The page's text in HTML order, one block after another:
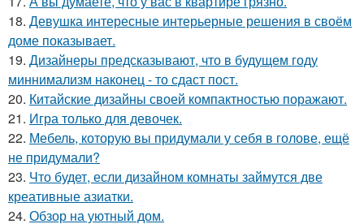
18. Девушка интересные интерьерные решения в своём
доме показывает.
19. Дизайнеры предсказывают, что в будущем году
миннимализм наконец - то сдаст пост.
20. Китайские дизайны своей компактностью поражают.
21. Игра только для девочек.
22. Мебель, которую вы придумали у себя в голове, ещё
не придумали?
23. Что будет, если дизайном комнаты займутся две
креативные азиатки.
24. Обзор на уютный дом.